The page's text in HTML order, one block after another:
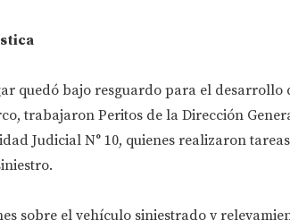
quedó bajo resguardo para el desarrollo
trabajaron Peritos de la Dirección
Judicial N° 10, quienes realizaron
sobre el vehículo siniestrado y